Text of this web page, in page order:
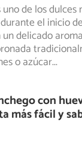
uno de los
el inicio
un delicado
o azúcar...
con
más fácil y